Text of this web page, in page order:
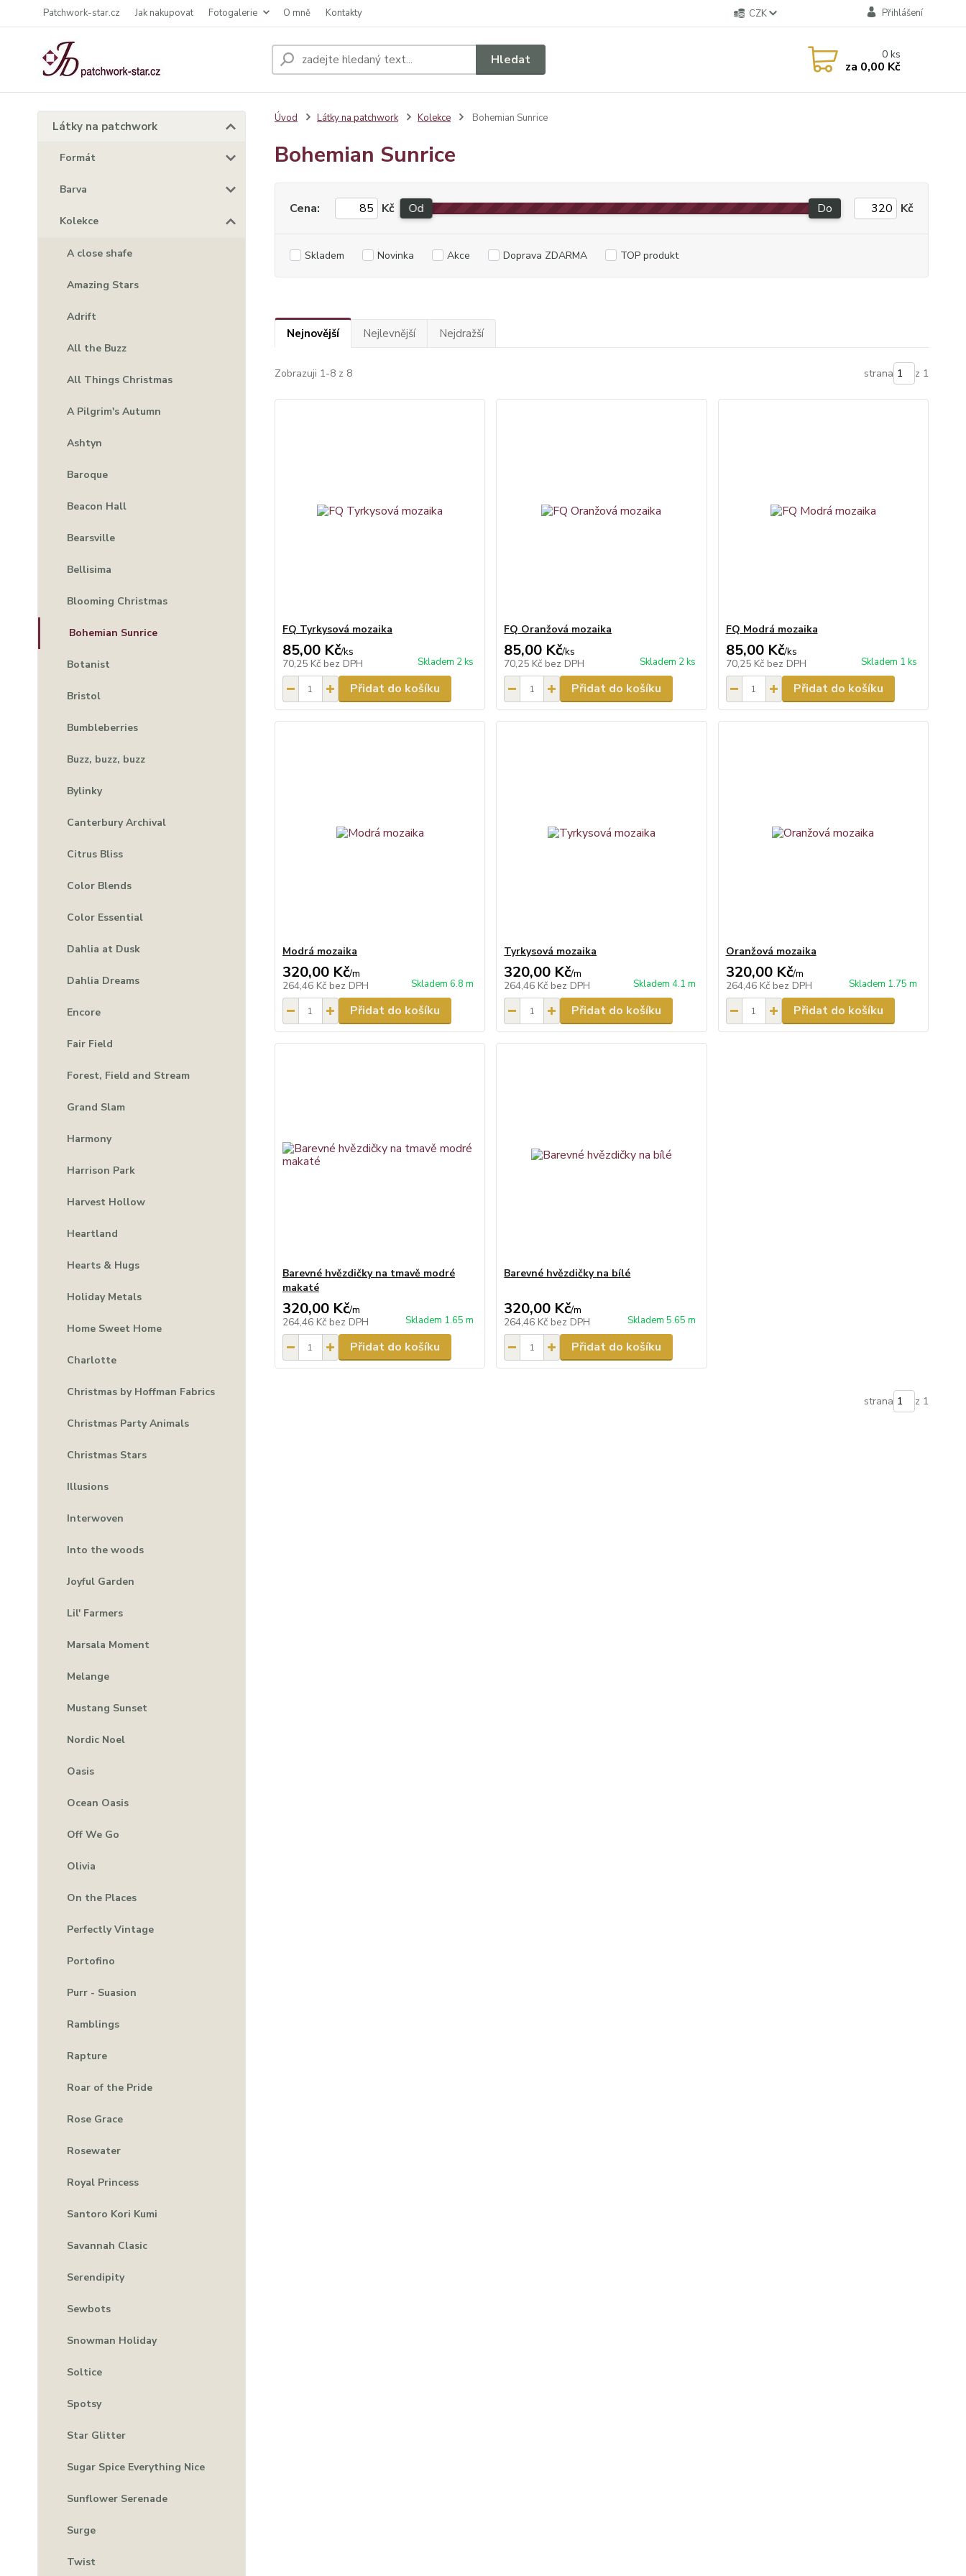
Patchwork-star.cz Jak nakupovat Fotogalerie O mně Kontakty CZK Přihlášení
Hledat 0ks
za 0,00 Kč
Látky na patchwork
Formát
Barva
Kolekce
A close shafe
Amazing Stars
Adrift
All the Buzz
All Things Christmas
A Pilgrim's Autumn
Ashtyn
Baroque
Beacon Hall
Bearsville
Bellisima
Blooming Christmas
Bohemian Sunrice
Botanist
Bristol
Bumbleberries
Buzz, buzz, buzz
Bylinky
Canterbury Archival
Citrus Bliss
Color Blends
Color Essential
Dahlia at Dusk
Dahlia Dreams
Encore
Fair Field
Forest, Field and Stream
Grand Slam
Harmony
Harrison Park
Harvest Hollow
Heartland
Hearts & Hugs
Holiday Metals
Home Sweet Home
Charlotte
Christmas by Hoffman Fabrics
Christmas Party Animals
Christmas Stars
Illusions
Interwoven
Into the woods
Joyful Garden
Lil' Farmers
Marsala Moment
Melange
Mustang Sunset
Nordic Noel
Oasis
Ocean Oasis
Off We Go
Olivia
On the Places
Perfectly Vintage
Portofino
Purr - Suasion
Ramblings
Rapture
Roar of the Pride
Rose Grace
Rosewater
Royal Princess
Santoro Kori Kumi
Savannah Clasic
Serendipity
Sewbots
Snowman Holiday
Soltice
Spotsy
Star Glitter
Sugar Spice Everything Nice
Sunflower Serenade
Surge
Twist
Úvod Látky na patchwork Kolekce Bohemian Sunrice
Bohemian Sunrice
Cena: Kč Od Do Kč
Skladem Novinka Akce Doprava ZDARMA TOP produkt
Nejnovější Nejlevnější Nejdražší
Zobrazuji 1-8 z 8 strana z 1
FQ Tyrkysová mozaika
85,00 Kč/ks
70,25 Kč bez DPH Skladem 2 ks
Přidat do košíku
FQ Oranžová mozaika
85,00 Kč/ks
70,25 Kč bez DPH Skladem 2 ks
Přidat do košíku
FQ Modrá mozaika
85,00 Kč/ks
70,25 Kč bez DPH Skladem 1 ks
Přidat do košíku
Modrá mozaika
320,00 Kč/m
264,46 Kč bez DPH Skladem 6.8 m
Přidat do košíku
Tyrkysová mozaika
320,00 Kč/m
264,46 Kč bez DPH Skladem 4.1 m
Přidat do košíku
Oranžová mozaika
320,00 Kč/m
264,46 Kč bez DPH Skladem 1.75 m
Přidat do košíku
Barevné hvězdičky na tmavě modré
makaté
320,00 Kč/m
264,46 Kč bez DPH Skladem 1.65 m
Přidat do košíku
Barevné hvězdičky na bílé
320,00 Kč/m
264,46 Kč bez DPH Skladem 5.65 m
Přidat do košíku
strana z 1